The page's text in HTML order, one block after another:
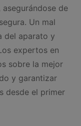
de
Un mal
del aparato y
expertos en
sobre la mejor
y garantizar
desde el primer